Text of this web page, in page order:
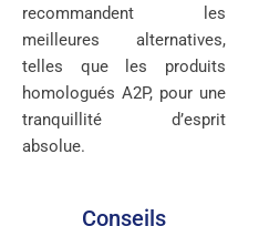
recommandent les
meilleures alternatives,
telles que les produits
homologués A2P, pour une
tranquillité d’esprit
absolue.
Conseils